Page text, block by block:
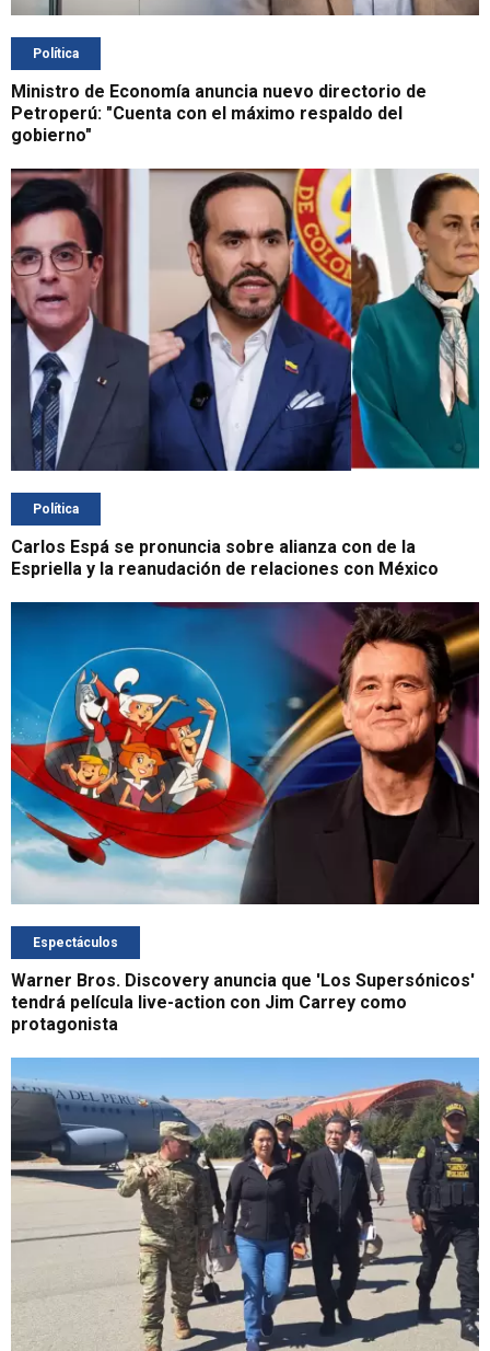
Política
Ministro de Economía anuncia nuevo directorio de
Petroperú: "Cuenta con el máximo respaldo del
gobierno"
Política
Carlos Espá se pronuncia sobre alianza con de la
Espriella y la reanudación de relaciones con México
Espectáculos
Warner Bros. Discovery anuncia que 'Los Supersónicos'
tendrá película live-action con Jim Carrey como
protagonista